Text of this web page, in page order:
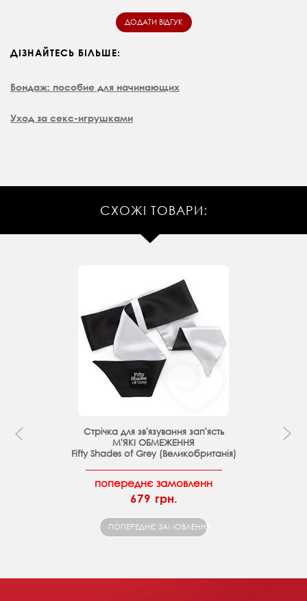
ДІЗНАЙТЕСЬ БІЛЬШЕ:
Бондаж: пособие для начинающих
Уход за секс-игрушками
СХОЖІ ТОВАРИ:
Стрічка для зв'язування зап'ясть
М'ЯКІ ОБМЕЖЕННЯ
Fifty Shades of Grey (Великобританія)
попереднє замовленн
679 грн.
ПОПЕРЕДНЄ ЗАМОВЛЕННЯ